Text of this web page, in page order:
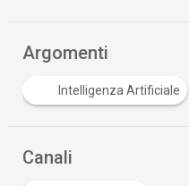
Argomenti
Intelligenza Artificiale
Canali